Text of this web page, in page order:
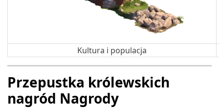
Kultura i populacja
Przepustka królewskich
nagród Nagrody